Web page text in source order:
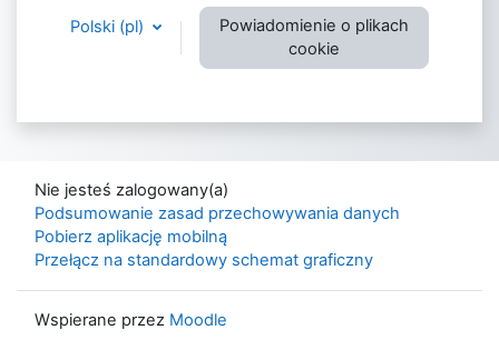
Polski ‎(pl)‎
Powiadomienie o plikach
cookie
Nie jesteś zalogowany(a)
Podsumowanie zasad przechowywania danych
Pobierz aplikację mobilną
Przełącz na standardowy schemat graficzny
Wspierane przez Moodle